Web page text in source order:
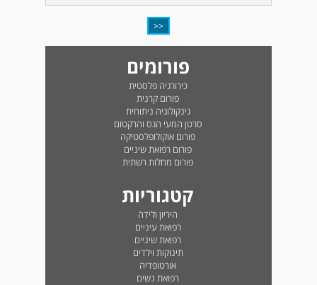
<<
פורומים
כירורגיה פלסטית
פורום קרנית
גינקולוגיה ניתוחית
סרטן המעי הגס והרקטום
פורום אוקולופלסטיקה
פורום רפואת שיניים
פורום מחלות רשתית
קטגוריות
היריון ולידה
רפואת עיניים
רפואת שיניים
תינוקות וילדים
אורטופדיה
רפואת נשים